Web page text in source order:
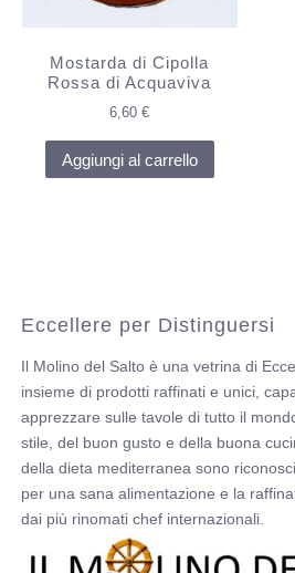
Mostarda di Cipolla
Rossa di Acquaviva
6,60€
Aggiungi al carrello
Eccellere per Distinguersi
Il Molino del Salto è una vetrina di
insieme di prodotti raffinati e unici,
apprezzare sulle tavole di tutto il
stile, del buon gusto e della buona
della dieta mediterranea sono
per una sana alimentazione e la
dai più rinomati chef internazionali.